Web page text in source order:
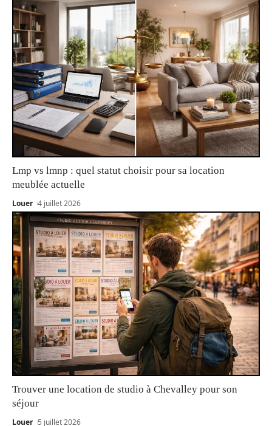
Lmp vs lmnp : quel statut choisir pour sa location
meublée actuelle
Louer 4 juillet 2026
Trouver une location de studio à Chevalley pour son
séjour
Louer 5 juillet 2026